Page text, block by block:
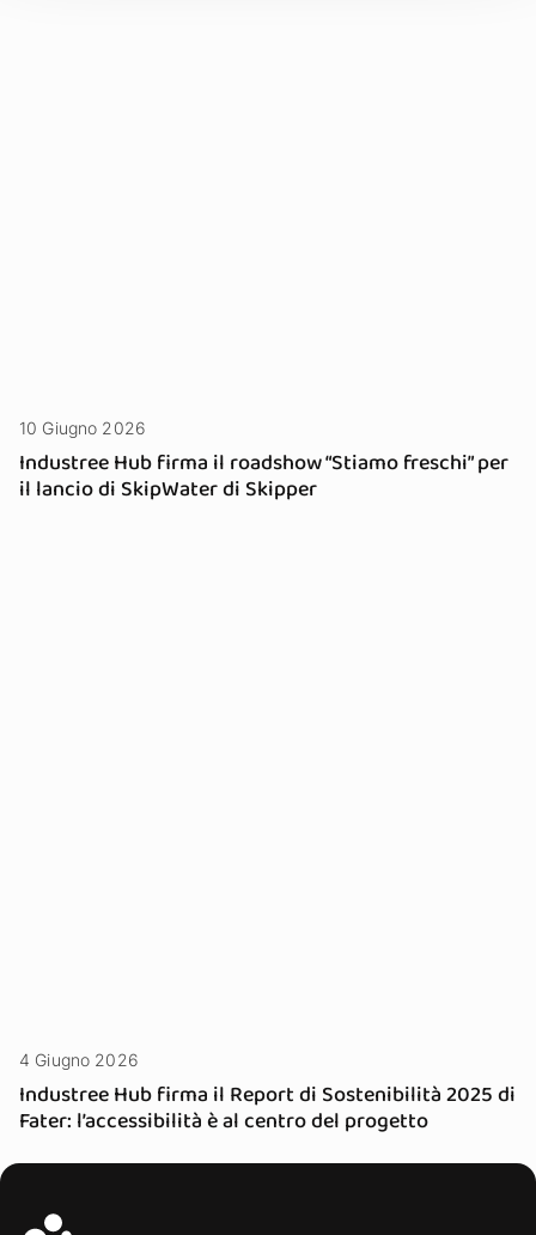
10 Giugno 2026
Industree Hub firma il roadshow “Stiamo freschi” per
il lancio di SkipWater di Skipper
4 Giugno 2026
Industree Hub firma il Report di Sostenibilità 2025 di
Fater: l’accessibilità è al centro del progetto